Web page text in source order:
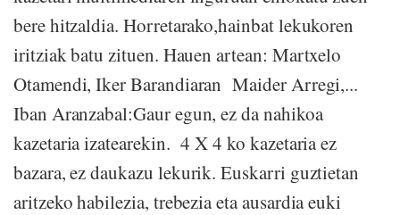
bere hitzaldia. Horretarako,hainbat lekukoren
iritziak batu zituen. Hauen artean: Martxelo
Otamendi, Iker Barandiaran Maider Arregi,...
Iban Aranzabal:Gaur egun, ez da nahikoa
kazetaria izatearekin. 4 X 4 ko kazetaria ez
bazara, ez daukazu lekurik. Euskarri guztietan
aritzeko habilezia, trebezia eta ausardia euki